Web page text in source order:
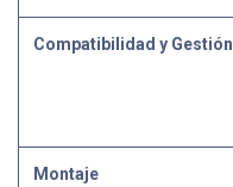
Compatibilidad y Gestión
Montaje